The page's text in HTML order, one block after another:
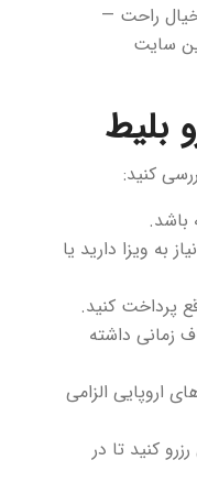
خیال راحت —
سایت
بلیط
کنید:
به ویزا دارید یا
پرداخت کنید.
زمانی داشته
اروپایی الزامی
رزرو کنید تا در